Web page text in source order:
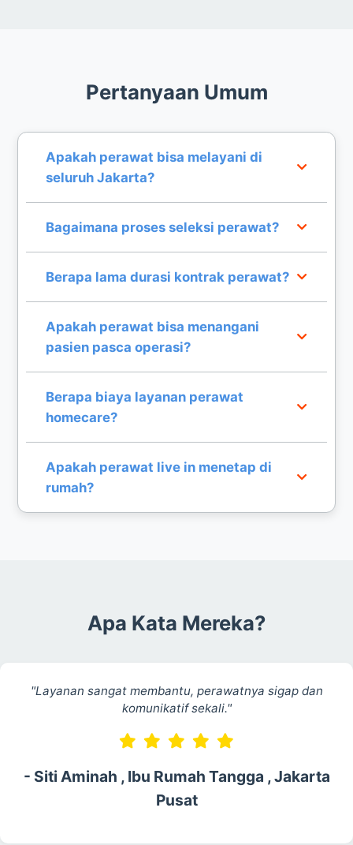
Pertanyaan Umum
Apakah perawat bisa melayani di
seluruh Jakarta?
Ya, kami melayani seluruh area Jakarta untuk
kebutuhan perawat homecare live in.
Bagaimana proses seleksi perawat?
Kami melakukan seleksi ketat, verifikasi sertifikat,
dan tes kompetensi medis.
Berapa lama durasi kontrak perawat?
Durasi kontrak sangat fleksibel, mulai dari harian,
mingguan, hingga bulanan.
Apakah perawat bisa menangani
pasien pasca operasi?
Tentu, kami memiliki tenaga medis
berpengalaman untuk perawatan pasca operasi.
Berapa biaya layanan perawat
homecare?
Biaya bervariasi tergantung kondisi medis pasien.
Hubungi admin untuk detailnya.
Apakah perawat live in menetap di
rumah?
Apa Kata Mereka?
"Layanan sangat membantu, perawatnya sigap dan
komunikatif sekali."
- Siti Aminah , Ibu Rumah Tangga , Jakarta
Pusat